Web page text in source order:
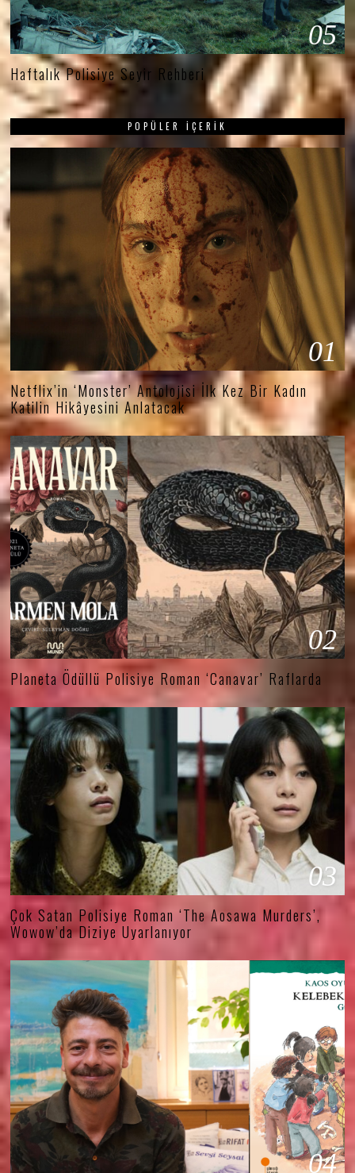
05
Haftalık Polisiye Seyir Rehberi
POPÜLER İÇERIK
01
Netflix’in ‘Monster’ Antolojisi İlk Kez Bir Kadın
Katilin Hikâyesini Anlatacak
02
Planeta Ödüllü Polisiye Roman ‘Canavar’ Raflarda
03
Çok Satan Polisiye Roman ‘The Aosawa Murders’,
Wowow’da Diziye Uyarlanıyor
04